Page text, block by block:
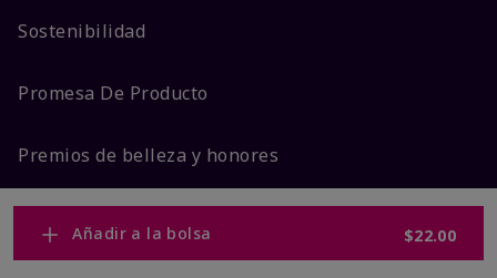
Añadir a la bolsa $22.00
Sostenibilidad
Promesa De Producto
Premios de belleza y honores